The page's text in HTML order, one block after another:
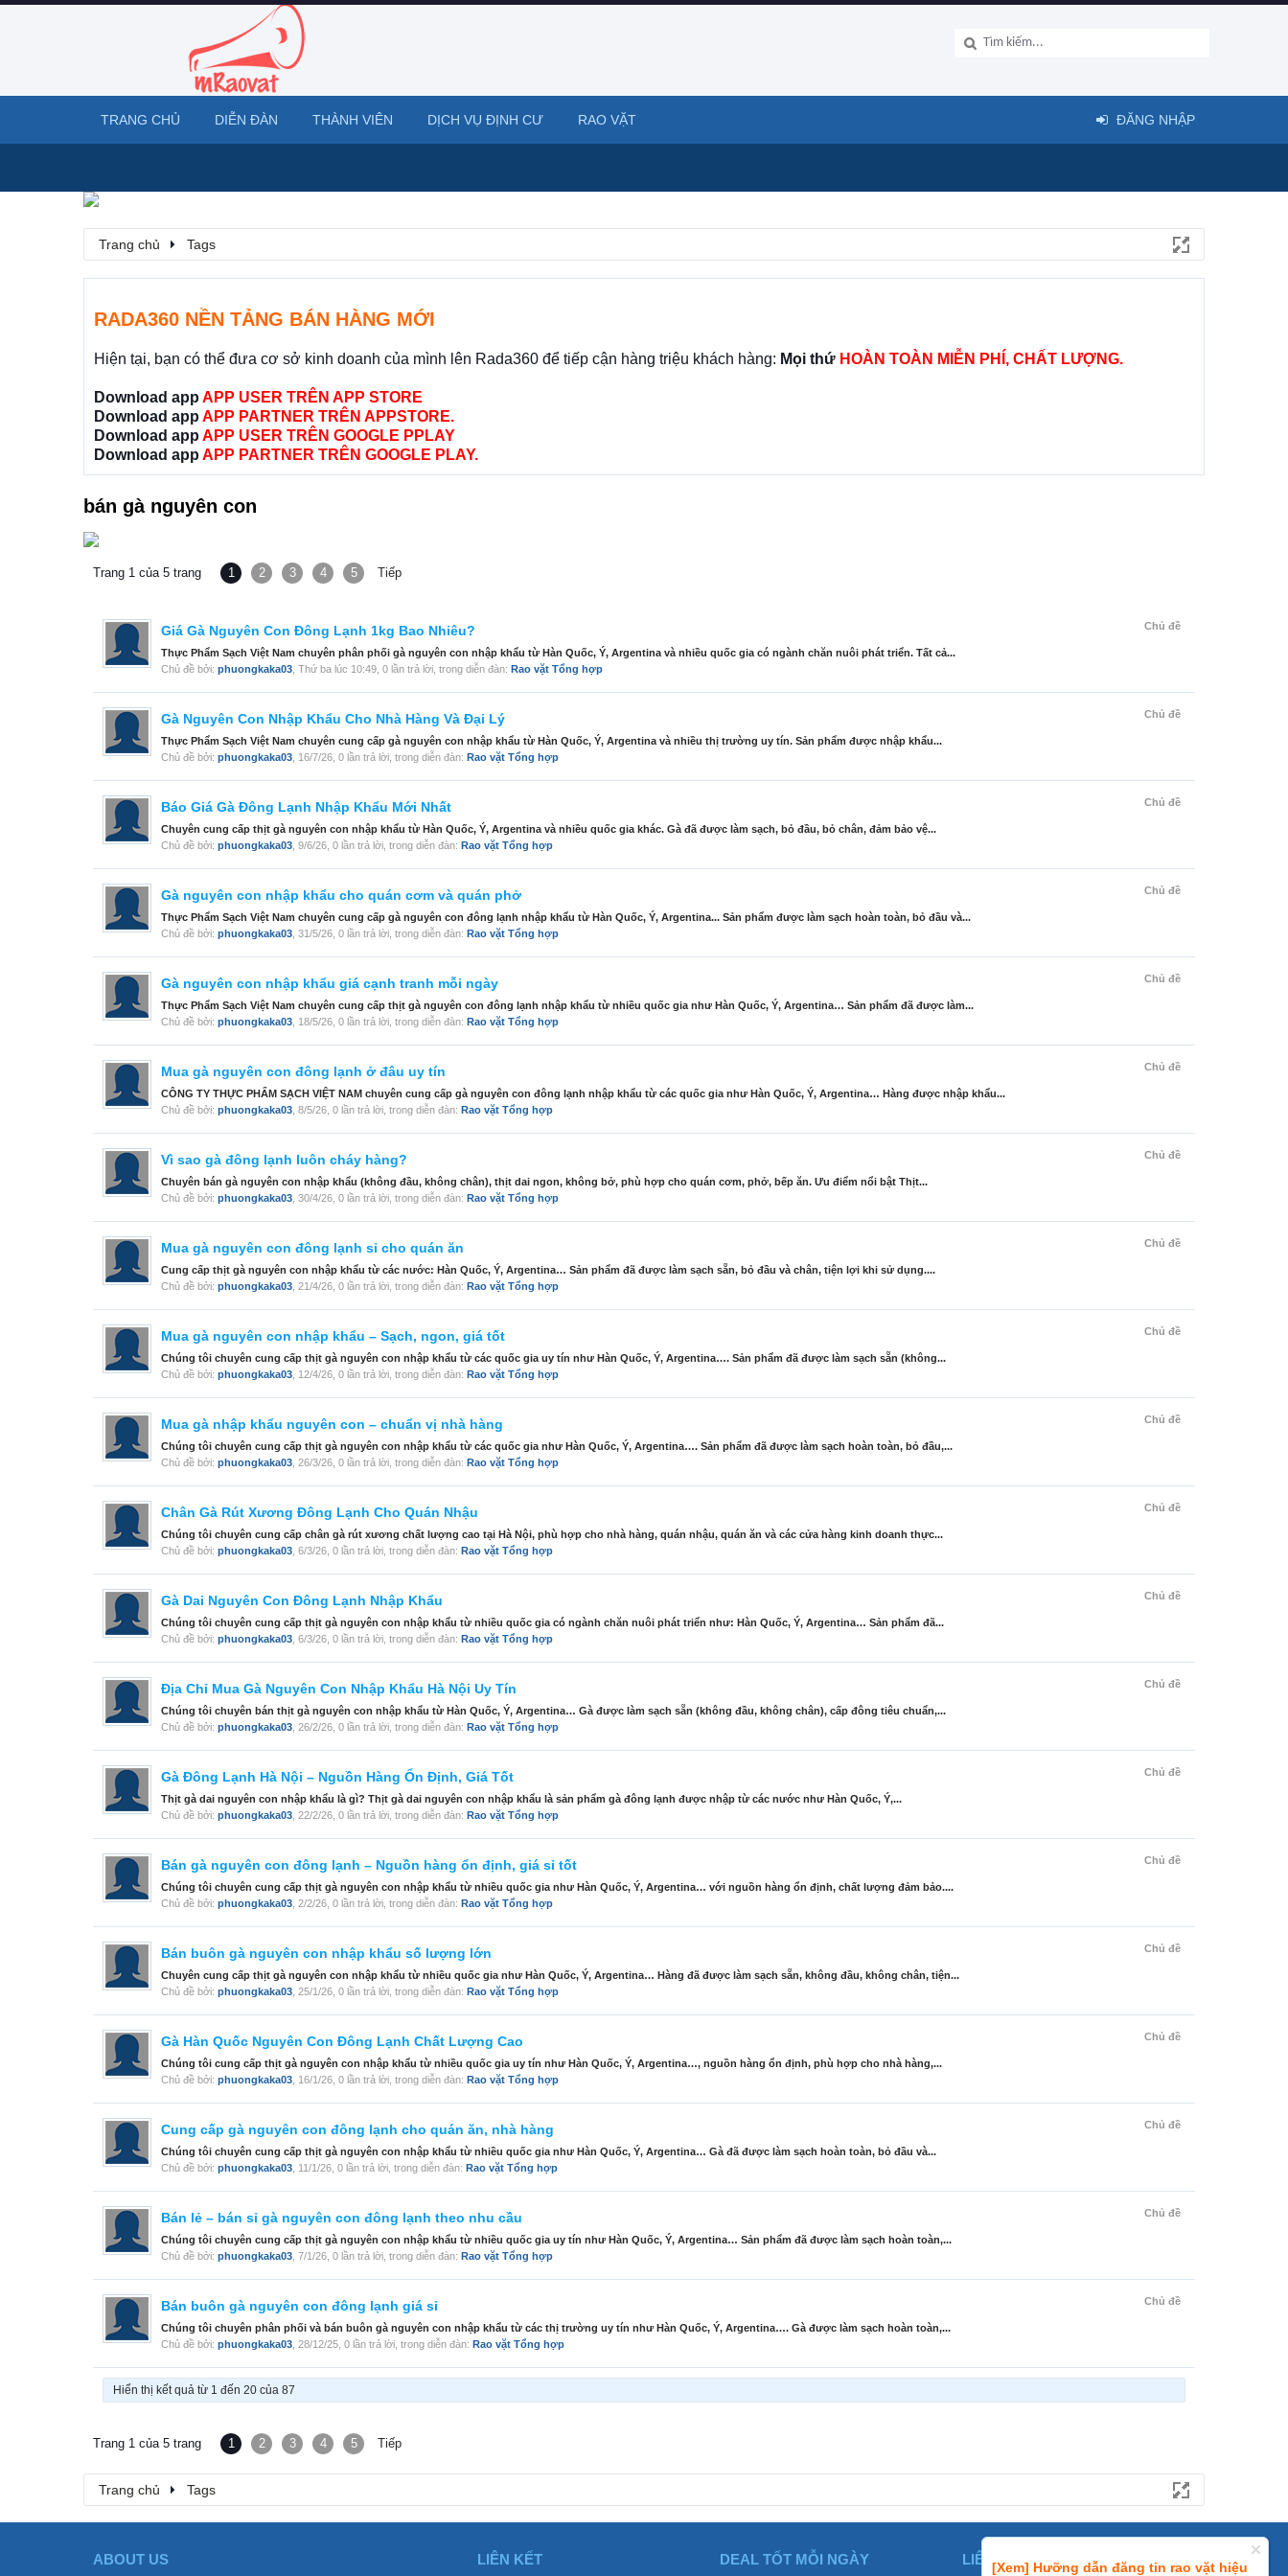
Trang chủ Tags
RADA360 NỀN TẢNG BÁN HÀNG MỚI
Hiện tại, bạn có thể đưa cơ sở kinh doanh của mình lên Rada360 để tiếp cận hàng triệu khách hàng: Mọi thứ HOÀN TOÀN MIỄN PHÍ, CHẤT LƯỢNG.
Download app APP USER TRÊN APP STORE
Download app APP PARTNER TRÊN APPSTORE.
Download app APP USER TRÊN GOOGLE PPLAY
Download app APP PARTNER TRÊN GOOGLE PLAY.
[Xem] Hưỡng dẫn đăng tin rao vặt hiệu
bán gà nguyên con
Trang 1 của 5 trang 1 2 3 4 5 Tiếp
Chủ đề
Giá Gà Nguyên Con Đông Lạnh 1kg Bao Nhiêu?
Thực Phẩm Sạch Việt Nam chuyên phân phối gà nguyên con nhập khẩu từ Hàn Quốc, Ý, Argentina và nhiều quốc gia có ngành chăn nuôi phát triển. Tất cả...
Chủ đề bởi: phuongkaka03 Thứ ba lúc 10:49 , 0 lần trả lời, trong diễn đàn: Rao vặt Tổng hợp
Chủ đề
Gà Nguyên Con Nhập Khẩu Cho Nhà Hàng Và Đại Lý
Thực Phẩm Sạch Việt Nam chuyên cung cấp gà nguyên con nhập khẩu từ Hàn Quốc, Ý, Argentina và nhiều thị trường uy tín. Sản phẩm được nhập khẩu...
Chủ đề bởi: phuongkaka03 16/7/26 , 0 lần trả lời, trong diễn đàn: Rao vặt Tổng hợp
Chủ đề
Báo Giá Gà Đông Lạnh Nhập Khẩu Mới Nhất
Chuyên cung cấp thịt gà nguyên con nhập khẩu từ Hàn Quốc, Ý, Argentina và nhiều quốc gia khác. Gà đã được làm sạch, bỏ đầu, bỏ chân, đảm bảo vệ...
Chủ đề bởi: phuongkaka03 9/6/26 , 0 lần trả lời, trong diễn đàn: Rao vặt Tổng hợp
Chủ đề
Gà nguyên con nhập khẩu cho quán cơm và quán phở
Thực Phẩm Sạch Việt Nam chuyên cung cấp gà nguyên con đông lạnh nhập khẩu từ Hàn Quốc, Ý, Argentina... Sản phẩm được làm sạch hoàn toàn, bỏ đầu và...
Chủ đề bởi: phuongkaka03 31/5/26 , 0 lần trả lời, trong diễn đàn: Rao vặt Tổng hợp
Chủ đề
Gà nguyên con nhập khẩu giá cạnh tranh mỗi ngày
Thực Phẩm Sạch Việt Nam chuyên cung cấp thịt gà nguyên con đông lạnh nhập khẩu từ nhiều quốc gia như Hàn Quốc, Ý, Argentina… Sản phẩm đã được làm...
Chủ đề bởi: phuongkaka03 18/5/26 , 0 lần trả lời, trong diễn đàn: Rao vặt Tổng hợp
Chủ đề
Mua gà nguyên con đông lạnh ở đâu uy tín
CÔNG TY THỰC PHẨM SẠCH VIỆT NAM chuyên cung cấp gà nguyên con đông lạnh nhập khẩu từ các quốc gia như Hàn Quốc, Ý, Argentina… Hàng được nhập khẩu...
Chủ đề bởi: phuongkaka03 8/5/26 , 0 lần trả lời, trong diễn đàn: Rao vặt Tổng hợp
Chủ đề
Vì sao gà đông lạnh luôn cháy hàng?
Chuyên bán gà nguyên con nhập khẩu (không đầu, không chân), thịt dai ngon, không bở, phù hợp cho quán cơm, phở, bếp ăn. Ưu điểm nổi bật Thịt...
Chủ đề bởi: phuongkaka03 30/4/26 , 0 lần trả lời, trong diễn đàn: Rao vặt Tổng hợp
Chủ đề
Mua gà nguyên con đông lạnh sỉ cho quán ăn
Cung cấp thịt gà nguyên con nhập khẩu từ các nước: Hàn Quốc, Ý, Argentina… Sản phẩm đã được làm sạch sẵn, bỏ đầu và chân, tiện lợi khi sử dụng....
Chủ đề bởi: phuongkaka03 21/4/26 , 0 lần trả lời, trong diễn đàn: Rao vặt Tổng hợp
Chủ đề
Mua gà nguyên con nhập khẩu – Sạch, ngon, giá tốt
Chúng tôi chuyên cung cấp thịt gà nguyên con nhập khẩu từ các quốc gia uy tín như Hàn Quốc, Ý, Argentina…. Sản phẩm đã được làm sạch sẵn (không...
Chủ đề bởi: phuongkaka03 12/4/26 , 0 lần trả lời, trong diễn đàn: Rao vặt Tổng hợp
Chủ đề
Mua gà nhập khẩu nguyên con – chuẩn vị nhà hàng
Chúng tôi chuyên cung cấp thịt gà nguyên con nhập khẩu từ các quốc gia như Hàn Quốc, Ý, Argentina…. Sản phẩm đã được làm sạch hoàn toàn, bỏ đầu,...
Chủ đề bởi: phuongkaka03 26/3/26 , 0 lần trả lời, trong diễn đàn: Rao vặt Tổng hợp
Chủ đề
Chân Gà Rút Xương Đông Lạnh Cho Quán Nhậu
Chúng tôi chuyên cung cấp chân gà rút xương chất lượng cao tại Hà Nội, phù hợp cho nhà hàng, quán nhậu, quán ăn và các cửa hàng kinh doanh thực...
Chủ đề bởi: phuongkaka03 6/3/26 , 0 lần trả lời, trong diễn đàn: Rao vặt Tổng hợp
Chủ đề
Gà Dai Nguyên Con Đông Lạnh Nhập Khẩu
Chúng tôi chuyên cung cấp thịt gà nguyên con nhập khẩu từ nhiều quốc gia có ngành chăn nuôi phát triển như: Hàn Quốc, Ý, Argentina… Sản phẩm đã...
Chủ đề bởi: phuongkaka03 6/3/26 , 0 lần trả lời, trong diễn đàn: Rao vặt Tổng hợp
Chủ đề
Địa Chỉ Mua Gà Nguyên Con Nhập Khẩu Hà Nội Uy Tín
Chúng tôi chuyên bán thịt gà nguyên con nhập khẩu từ Hàn Quốc, Ý, Argentina… Gà được làm sạch sẵn (không đầu, không chân), cấp đông tiêu chuẩn,...
Chủ đề bởi: phuongkaka03 26/2/26 , 0 lần trả lời, trong diễn đàn: Rao vặt Tổng hợp
Chủ đề
Gà Đông Lạnh Hà Nội – Nguồn Hàng Ổn Định, Giá Tốt
Thịt gà dai nguyên con nhập khẩu là gì? Thịt gà dai nguyên con nhập khẩu là sản phẩm gà đông lạnh được nhập từ các nước như Hàn Quốc, Ý,...
Chủ đề bởi: phuongkaka03 22/2/26 , 0 lần trả lời, trong diễn đàn: Rao vặt Tổng hợp
Chủ đề
Bán gà nguyên con đông lạnh – Nguồn hàng ổn định, giá sỉ tốt
Chúng tôi chuyên cung cấp thịt gà nguyên con nhập khẩu từ nhiều quốc gia như Hàn Quốc, Ý, Argentina… với nguồn hàng ổn định, chất lượng đảm bảo....
Chủ đề bởi: phuongkaka03 2/2/26 , 0 lần trả lời, trong diễn đàn: Rao vặt Tổng hợp
Chủ đề
Bán buôn gà nguyên con nhập khẩu số lượng lớn
Chuyên cung cấp thịt gà nguyên con nhập khẩu từ nhiều quốc gia như Hàn Quốc, Ý, Argentina… Hàng đã được làm sạch sẵn, không đầu, không chân, tiện...
Chủ đề bởi: phuongkaka03 25/1/26 , 0 lần trả lời, trong diễn đàn: Rao vặt Tổng hợp
Chủ đề
Gà Hàn Quốc Nguyên Con Đông Lạnh Chất Lượng Cao
Chúng tôi cung cấp thịt gà nguyên con nhập khẩu từ nhiều quốc gia uy tín như Hàn Quốc, Ý, Argentina…, nguồn hàng ổn định, phù hợp cho nhà hàng,...
Chủ đề bởi: phuongkaka03 16/1/26 , 0 lần trả lời, trong diễn đàn: Rao vặt Tổng hợp
Chủ đề
Cung cấp gà nguyên con đông lạnh cho quán ăn, nhà hàng
Chúng tôi chuyên cung cấp thịt gà nguyên con nhập khẩu từ nhiều quốc gia như Hàn Quốc, Ý, Argentina… Gà đã được làm sạch hoàn toàn, bỏ đầu và...
Chủ đề bởi: phuongkaka03 11/1/26 , 0 lần trả lời, trong diễn đàn: Rao vặt Tổng hợp
Chủ đề
Bán lẻ – bán sỉ gà nguyên con đông lạnh theo nhu cầu
Chúng tôi chuyên cung cấp thịt gà nguyên con nhập khẩu từ nhiều quốc gia uy tín như Hàn Quốc, Ý, Argentina… Sản phẩm đã được làm sạch hoàn toàn,...
Chủ đề bởi: phuongkaka03 7/1/26 , 0 lần trả lời, trong diễn đàn: Rao vặt Tổng hợp
Chủ đề
Bán buôn gà nguyên con đông lạnh giá sỉ
Chúng tôi chuyên phân phối và bán buôn gà nguyên con nhập khẩu từ các thị trường uy tín như Hàn Quốc, Ý, Argentina…. Gà được làm sạch hoàn toàn,...
Chủ đề bởi: phuongkaka03 28/12/25 , 0 lần trả lời, trong diễn đàn: Rao vặt Tổng hợp
Hiển thị kết quả từ 1 đến 20 của 87
Trang 1 của 5 trang 1 2 3 4 5 Tiếp
Trang chủ Tags
TRANG CHỦ DIỄN ĐÀN THÀNH VIÊN DỊCH VỤ ĐỊNH CƯ RAO VẶT ĐĂNG NHẬP
ABOUT US LIÊN KẾT DEAL TỐT MỖI NGÀY LIÊN HỆ